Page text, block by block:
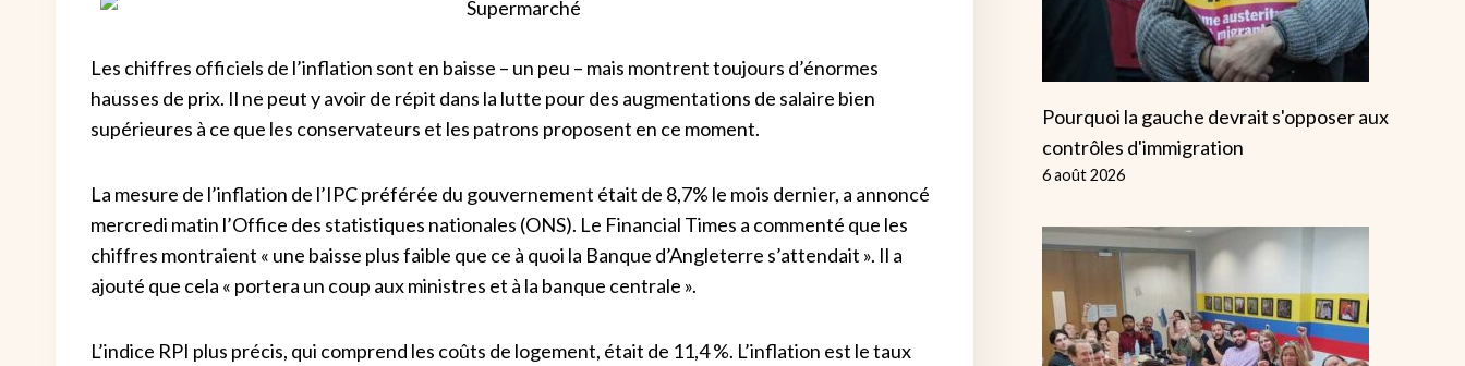
Les chiffres officiels de l’inflation sont en baisse – un peu – mais montrent toujours d’énormes
hausses de prix. Il ne peut y avoir de répit dans la lutte pour des augmentations de salaire bien
supérieures à ce que les conservateurs et les patrons proposent en ce moment.
La mesure de l’inflation de l’IPC préférée du gouvernement était de 8,7% le mois dernier, a annoncé
mercredi matin l’Office des statistiques nationales (ONS). Le Financial Times a commenté que les
chiffres montraient « une baisse plus faible que ce à quoi la Banque d’Angleterre s’attendait ». Il a
ajouté que cela « portera un coup aux ministres et à la banque centrale ».
L’indice RPI plus précis, qui comprend les coûts de logement, était de 11,4 %. L’inflation est le taux
Pourquoi la gauche devrait s'opposer aux
contrôles d'immigration
6 août 2026